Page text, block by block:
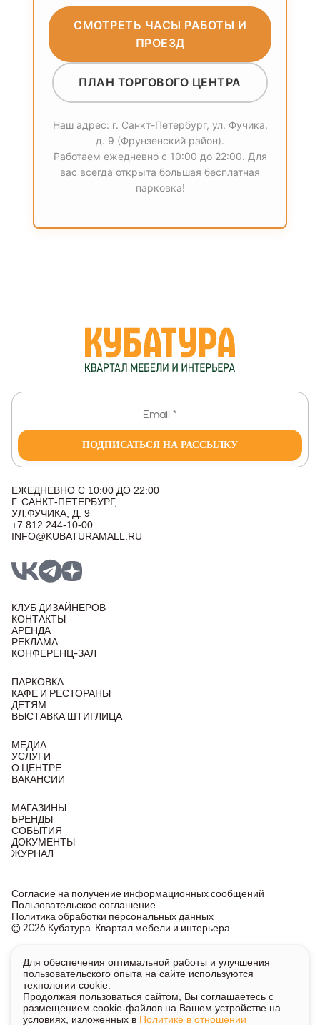
СМОТРЕТЬ ЧАСЫ РАБОТЫ И
ПРОЕЗД
ПЛАН ТОРГОВОГО ЦЕНТРА
Наш адрес: г. Санкт-Петербург, ул. Фучика,
д. 9 (Фрунзенский район).
Работаем ежедневно с 10:00 до 22:00. Для
вас всегда открыта большая бесплатная
парковка!
ПОДПИСАТЬСЯ НА РАССЫЛКУ
ЕЖЕДНЕВНО С 10:00 ДО 22:00
Г. САНКТ-ПЕТЕРБУРГ,
УЛ.ФУЧИКА, Д. 9
+7 812 244-10-00
INFO@KUBATURAMALL.RU
КЛУБ ДИЗАЙНЕРОВ
КОНТАКТЫ
АРЕНДА
РЕКЛАМА
КОНФЕРЕНЦ-ЗАЛ
ПАРКОВКА
КАФЕ И РЕСТОРАНЫ
ДЕТЯМ
ВЫСТАВКА ШТИГЛИЦА
МЕДИА
УСЛУГИ
О ЦЕНТРЕ
ВАКАНСИИ
МАГАЗИНЫ
БРЕНДЫ
СОБЫТИЯ
ДОКУМЕНТЫ
ЖУРНАЛ
© 2026 Кубатура. Квартал мебели и интерьера
Согласие на получение информационных сообщений
Пользовательское соглашение
Политика обработки персональных данных
Информация о товарах и ценах на сайте не является
публичной офертой, носит исключительно информационный
характер.
Для получения подробной информации о наличии и стоимости
указанных товаров и услуг напишите или позвоните нам.
Для обеспечения оптимальной работы и улучшения
пользовательского опыта на сайте используются
технологии cookie.
Продолжая пользоваться сайтом, Вы соглашаетесь с
размещением cookie-файлов на Вашем устройстве на
условиях, изложенных в Политике в отношении